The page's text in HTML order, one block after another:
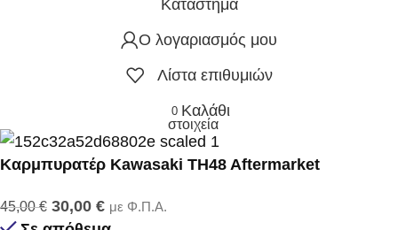
Κατάστημα
Ο λογαριασμός μου
Λίστα επιθυμιών
0
στοιχεία
Καλάθι
Καρμπυρατέρ Kawasaki TH48 Aftermarket
45,00€ 30,00 € με Φ.Π.Α.